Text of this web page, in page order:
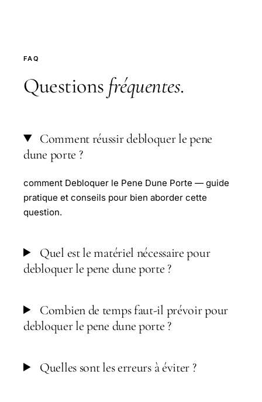
FAQ
Questions fréquentes.
Comment réussir debloquer le pene
dune porte ?
comment Debloquer le Pene Dune Porte — guide
pratique et conseils pour bien aborder cette
question.
Quel est le matériel nécessaire pour
debloquer le pene dune porte ?
Combien de temps faut-il prévoir pour
debloquer le pene dune porte ?
Quelles sont les erreurs à éviter ?